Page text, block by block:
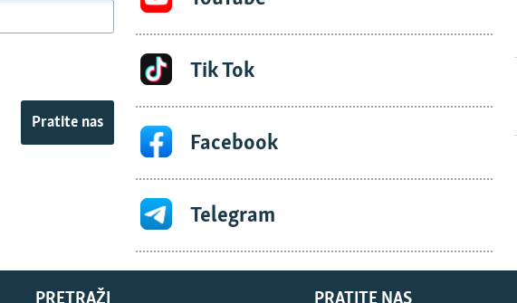
Pratite nas
Tik Tok
Facebook
Telegram